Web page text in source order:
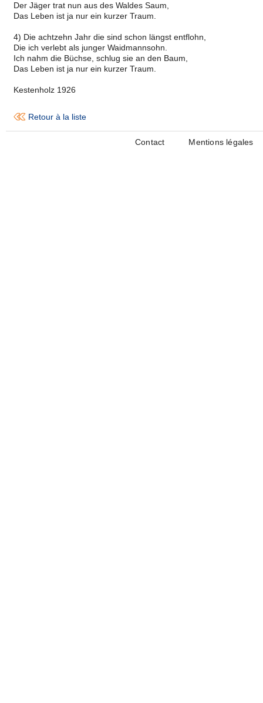
Der Jäger trat nun aus des Waldes Saum,
Das Leben ist ja nur ein kurzer Traum.
4) Die achtzehn Jahr die sind schon längst entflohn,
Die ich verlebt als junger Waidmannsohn.
Ich nahm die Büchse, schlug sie an den Baum,
Das Leben ist ja nur ein kurzer Traum.
Kestenholz 1926
Retour à la liste
Contact Mentions légales